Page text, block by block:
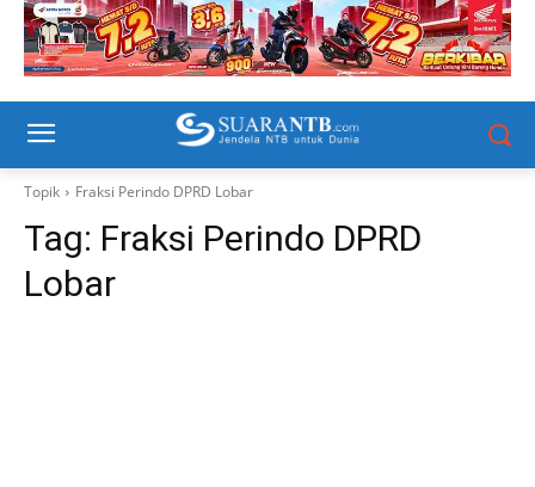
Topik Fraksi Perindo DPRD Lobar
Tag: Fraksi Perindo DPRD
Lobar